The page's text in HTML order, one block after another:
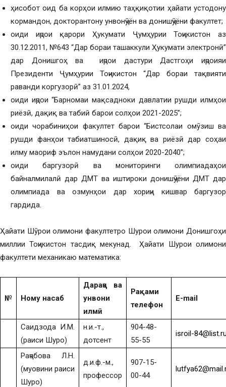
ҳисобот оид ба корҳои илмию таҳқиқотии ҳайати устодону
кормандон, докторантону унвонҷӯён ва донишҷӯёни факултет;
оиди иҷрои қарори Ҳукумати Ҷумҳурии Тоҷикистон аз
30.12.2011, №643 “Дар бораи ташаккули Ҳукумати электронӣ”
дар Донишгоҳ ва иҷрои дастури Дастгоҳи иҷроияи
Президенти Ҷумҳурии Тоҷикистон “Дар бораи тақвияти
раванди коргузорӣ” аз 31.01.2024,
оиди иҷрои “Барномаи мақсадноки давлатии рушди илмҳои
риёзӣ, дақиқ ва табиӣ барои солҳои 2021-2025”;
оиди чорабиниҳои факултет барои “Бистсолаи омӯзиш ва
рушди фанҳои табиатшиносӣ, дақиқ ва риёзӣ дар соҳаи
илму маориф эълон намудани солҳои 2020-2040”;
оиди баргузорӣ ва мониторинги олимпиадаҳои
байналмилалӣ дар ДМТ ва иштироки донишҷӯёни ДМТ дар
олимпиада ва озмунҳои дар хориҷи кишвар баргузор
гардида.
Ҳайати Шӯрои олимони факултетро Шурои олимони Донишгоҳи
миллии Тоҷикистон тасдиқ мекунад. Ҳайати Шурои олимони
факултети механикаю математика:
№ Ному насаб
Дараҷа ва
унвони
илмӣ
Рақами
телефон
E-mail
Саидзода И.М.
(раиси Шуро)
н.и.-т.,
дотсент
904-48-
55-55
isroil-
Раҷабова Л.Н.
(муовини раиси
Шуро)
д.и.ф.-м.,
профессор
907-15-
00-44